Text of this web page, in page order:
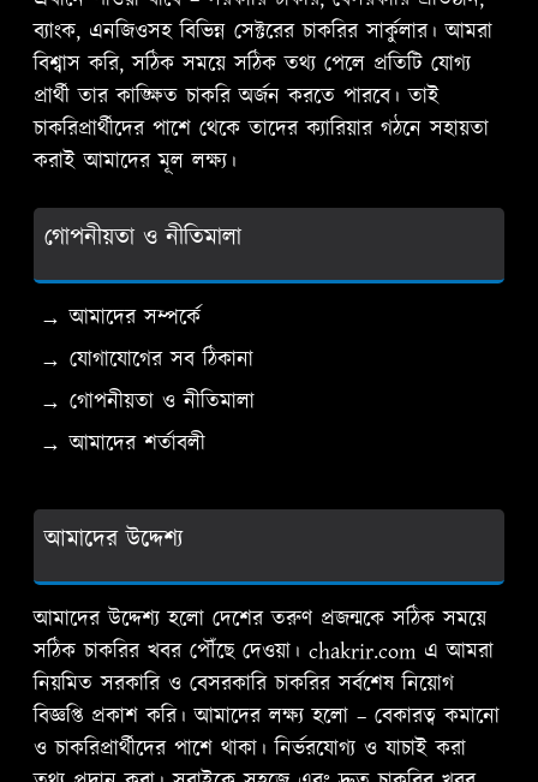
ব্যাংক, এনজিওসহ বিভিন্ন সেক্টরের চাকরির সার্কুলার। আমরা
বিশ্বাস করি, সঠিক সময়ে সঠিক তথ্য পেলে প্রতিটি যোগ্য
প্রার্থী তার কাঙ্ক্ষিত চাকরি অর্জন করতে পারবে। তাই
চাকরিপ্রার্থীদের পাশে থেকে তাদের ক্যারিয়ার গঠনে সহায়তা
করাই আমাদের মূল লক্ষ্য।
গোপনীয়তা ও নীতিমালা
→ আমাদের সম্পর্কে
→ যোগাযোগের সব ঠিকানা
→ গোপনীয়তা ও নীতিমালা
→ আমাদের শর্তাবলী
আমাদের উদ্দেশ্য
আমাদের উদ্দেশ্য হলো দেশের তরুণ প্রজন্মকে সঠিক সময়ে
সঠিক চাকরির খবর পৌঁছে দেওয়া। chakrir.com এ আমরা
নিয়মিত সরকারি ও বেসরকারি চাকরির সর্বশেষ নিয়োগ
বিজ্ঞপ্তি প্রকাশ করি। আমাদের লক্ষ্য হলো – বেকারত্ব কমানো
ও চাকরিপ্রার্থীদের পাশে থাকা। নির্ভরযোগ্য ও যাচাই করা